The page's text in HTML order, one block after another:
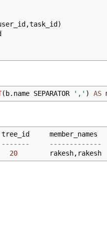
,task_id )
( b.name SEPARATOR ',' ) AS
-------------
20 rakesh,